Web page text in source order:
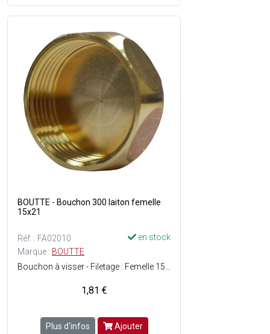
BOUTTE - Bouchon 300 laiton femelle
15x21
Réf. : FA02010
en stock
Marque : BOUTTE
1,81 €
Plus d'infos Ajouter